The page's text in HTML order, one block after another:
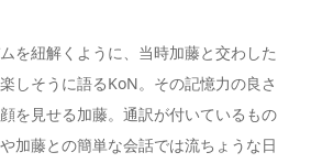
を紐解くように、当時加藤と交わした
しそうに語るKoN。その記憶力の良さ
を見せる加藤。通訳が付いているもの
加藤との簡単な会話では流ちょうな日